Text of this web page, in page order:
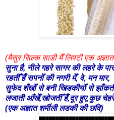
(मैसुर सिल्क साडी मेँ लिपटी एक
सुना है, नीले गहरे सागर की लहरे के
रहतीँ हैँसपनोँकी नगरी मेँ, वे, मन मार,
सुफेद शँखोँ से बनी खिडकीयोँ से
लजाती आँखेँ,खोजतीँ हैँ,दूर हुए,कुछ चेहरे
(एक अज्ञात शर्मीली लडकी की छवि)